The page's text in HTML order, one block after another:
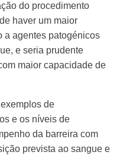
do procedimento
haver um maior
a agentes patogénicos
e seria prudente
maior capacidade de
de
e os níveis de
da barreira com
prevista ao sangue e